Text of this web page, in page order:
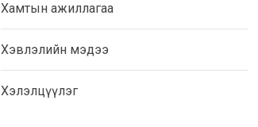
Хамтын ажиллагаа
Хэвлэлийн мэдээ
Хэлэлцүүлэг